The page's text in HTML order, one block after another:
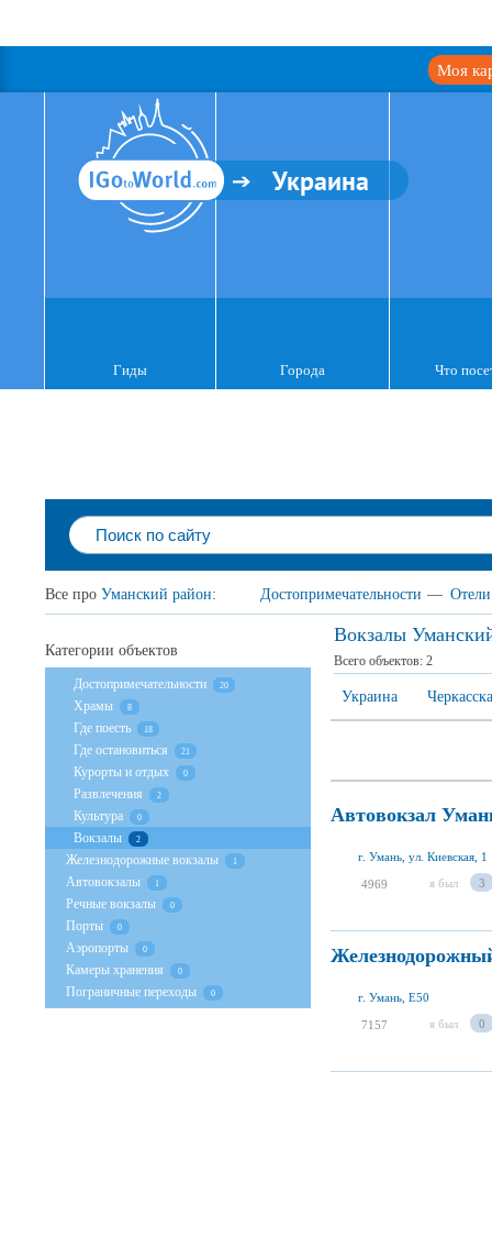
Моя
Украина
Гиды Города Что
Все про Уманский район: Достопримечательности — Отели
Вокзалы
Всего объектов: 2
Украина
Автовокзал
г. Умань, ул. Киевская, 1
4969 я был 3
г. Умань, E50
7157 я был 0
Категории объектов
Достопримечательности 20
Храмы 8
Где поесть 18
Где остановиться 21
Курорты и отдых 0
Развлечения 2
Культура 0
Вокзалы 2
Железнодорожные вокзалы 1
Автовокзалы 1
Речные вокзалы 0
Порты 0
Аэропорты 0
Камеры хранения 0
Пограничные переходы 0